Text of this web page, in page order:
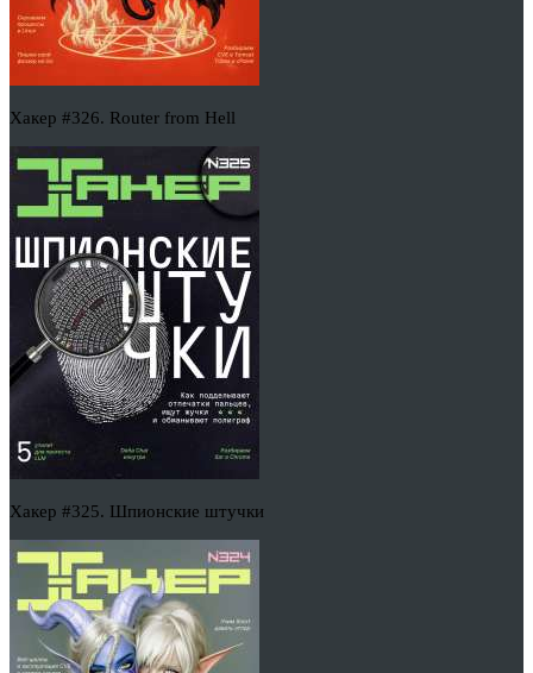
Хакер #326. Router from Hell
Хакер #325. Шпионские штучки